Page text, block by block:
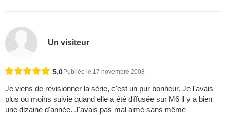
Un visiteur
5,0 Publiée le 17 novembre 2008
Je viens de revisionner la série, c'est un pur bonheur. Je l'avais
plus ou moins suivie quand elle a été diffusée sur M6 il y a bien
une dizaine d'année. J'avais pas mal aimé sans même